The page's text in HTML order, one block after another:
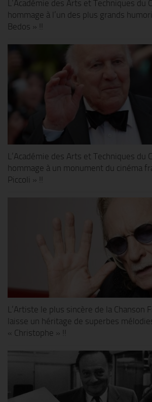
L’Académie des Arts et Techniques du
hommage à l’un des plus grands
Bedos » !!
L’Académie des Arts et Techniques du
hommage à un monument du cinéma
Piccoli » !!
L’Artiste le plus sincère de la Chanson
laisse un héritage de superbes
« Christophe » !!